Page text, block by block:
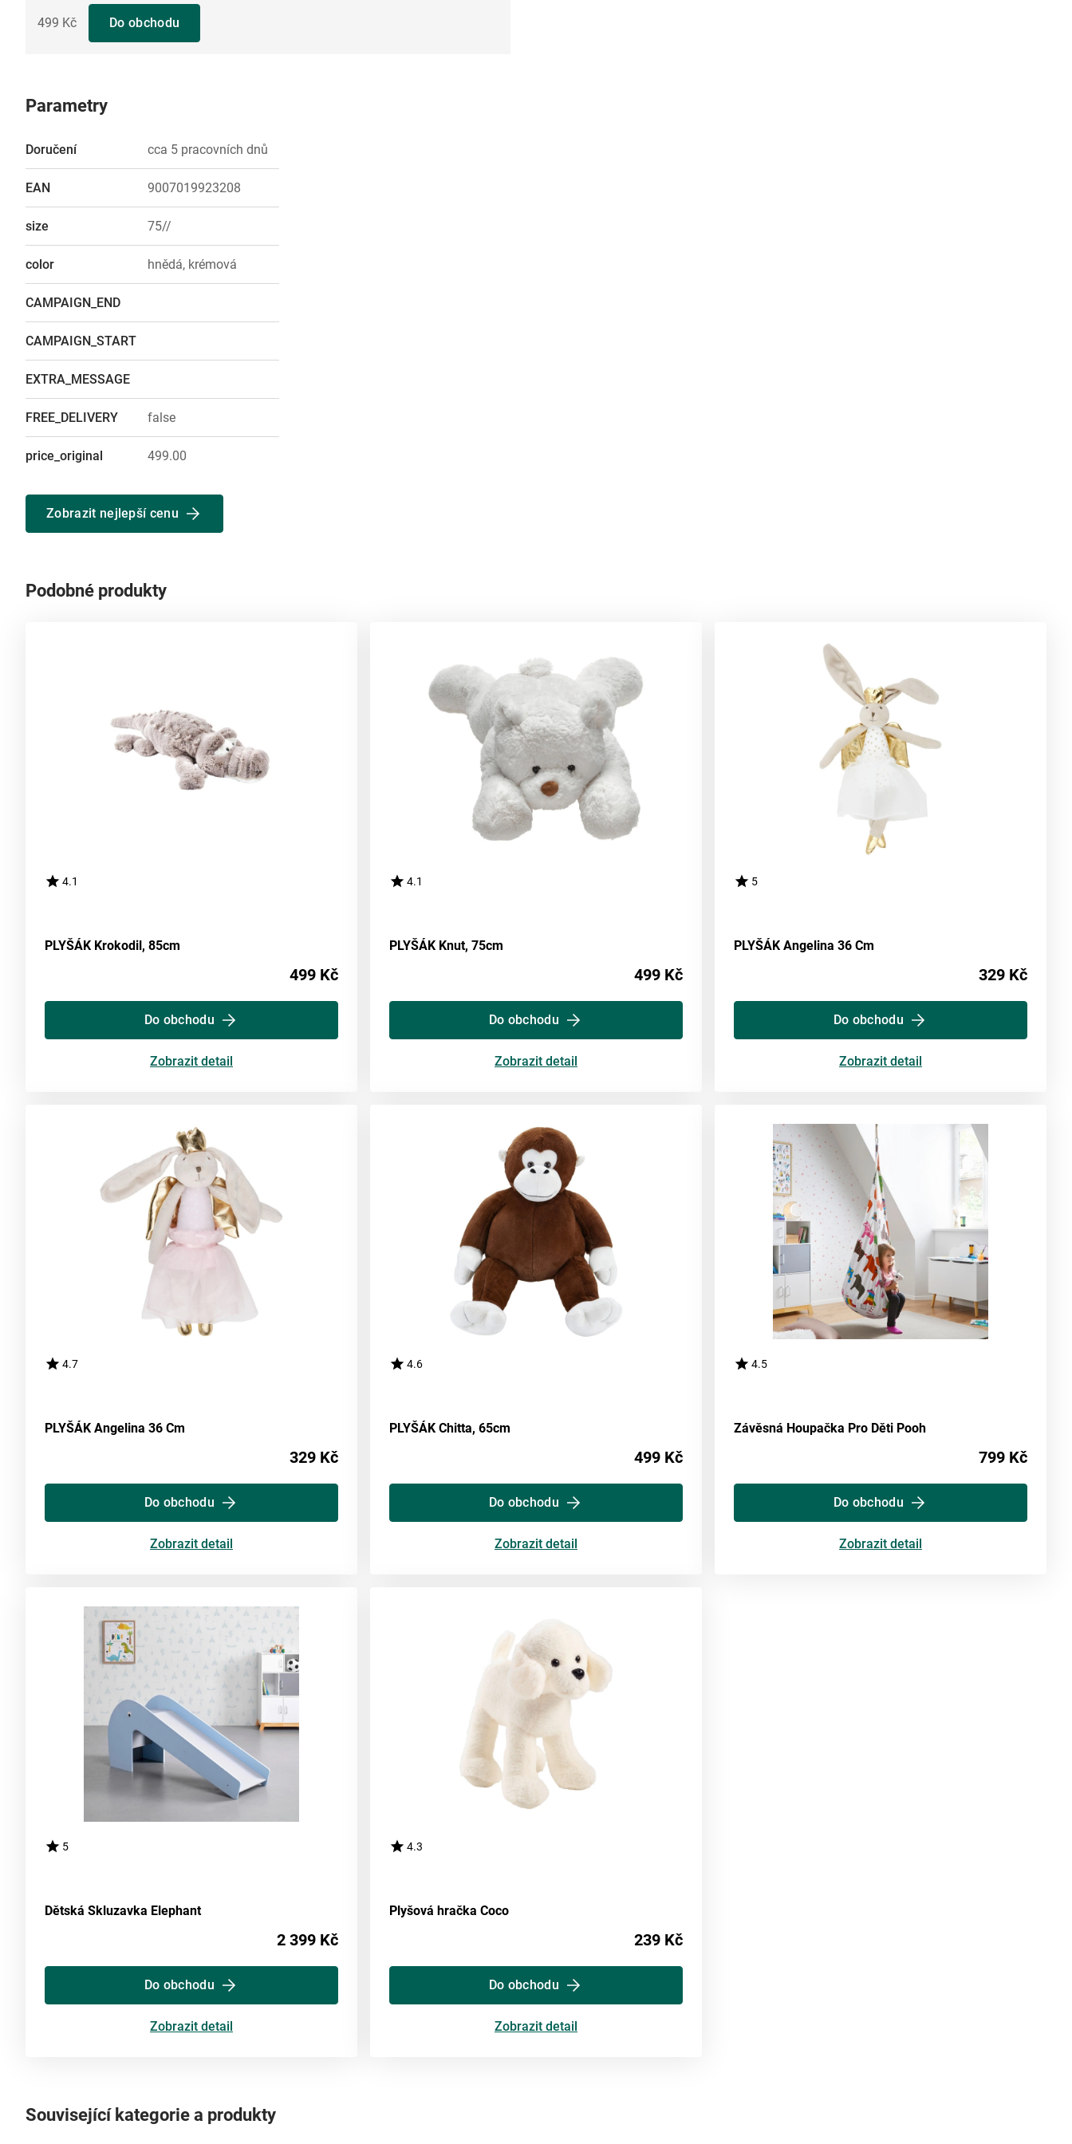
499 Kč Do obchodu
Parametry
Doručení cca 5 pracovních dnů
EAN 9007019923208
size 75//
color hnědá, krémová
CAMPAIGN_END
CAMPAIGN_START
EXTRA_MESSAGE
FREE_DELIVERY false
price_original 499.00
Zobrazit nejlepší cenu
Podobné produkty
4.1
PLYŠÁK Krokodil, 85cm
499 Kč
Do obchodu
Zobrazit detail
4.1
PLYŠÁK Knut, 75cm
499 Kč
Do obchodu
Zobrazit detail
5
PLYŠÁK Angelina 36 Cm
329 Kč
Do obchodu
Zobrazit detail
4.7
PLYŠÁK Angelina 36 Cm
329 Kč
Do obchodu
Zobrazit detail
4.6
PLYŠÁK Chitta, 65cm
499 Kč
Do obchodu
Zobrazit detail
4.5
Závěsná Houpačka Pro Děti Pooh
799 Kč
Do obchodu
Zobrazit detail
5
Dětská Skluzavka Elephant
2 399 Kč
Do obchodu
Zobrazit detail
4.3
Plyšová hračka Coco
239 Kč
Do obchodu
Zobrazit detail
Související kategorie a produkty